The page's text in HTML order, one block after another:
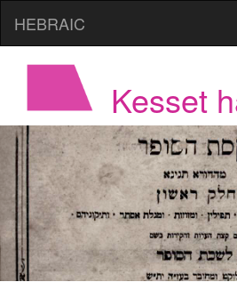
HEBRAIC
Kesset